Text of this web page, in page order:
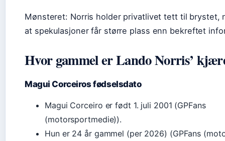
Mønsteret: Norris holder privatlivet tett til brystet,
at spekulasjoner får større plass enn bekreftet
Hvor gammel er Lando Norris’
Magui Corceiros fødselsdato
Magui Corceiro er født 1. juli 2001 (GPFans
(motorsportmedie)).
Hun er 24 år gammel (per 2026) (GPFans